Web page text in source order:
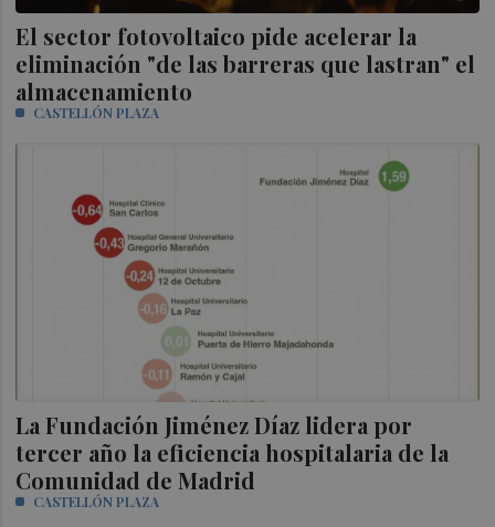
El sector fotovoltaico pide acelerar la
eliminación "de las barreras que lastran" el
almacenamiento
CASTELLÓN PLAZA
La Fundación Jiménez Díaz lidera por
tercer año la eficiencia hospitalaria de la
Comunidad de Madrid
CASTELLÓN PLAZA